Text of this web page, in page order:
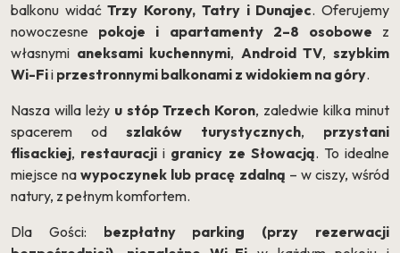
balkonu widaćTrzy Korony, Tatry i Dunajec. Oferujemy
nowoczesne pokoje i apartamenty 2–8 osobowe z
własnymi aneksami kuchennymi, Android TV,szybkim
Wi-Fii przestronnymi balkonami z widokiem na góry.
Nasza willa leży u stóp Trzech Koron, zaledwie kilka minut
spacerem od szlaków turystycznych, przystani
flisackiej, restauracji i granicy ze Słowacją. To idealne
miejsce nawypoczynek lub pracę zdalną – w ciszy, wśród
natury, z pełnym komfortem.
Dla Gości: bezpłatny parking (przy rezerwacji